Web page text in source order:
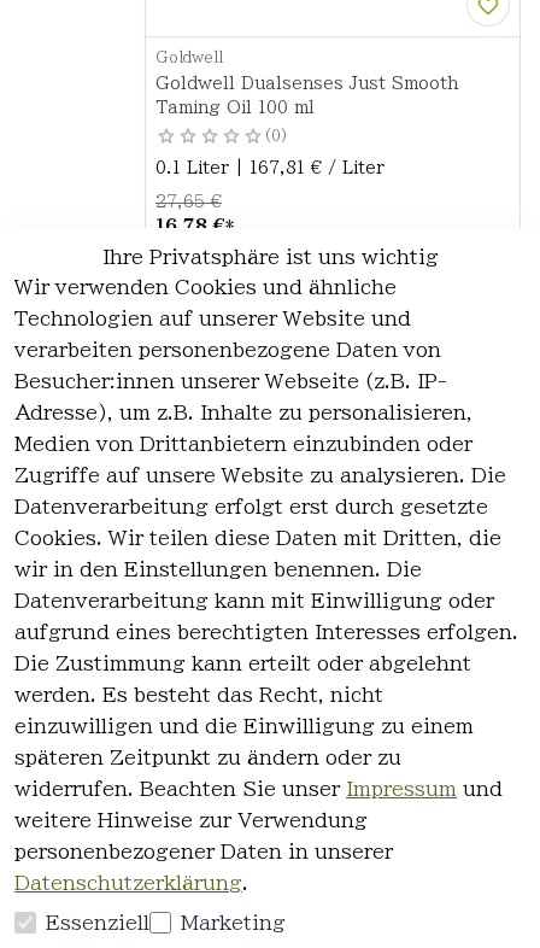
Goldwell
Goldwell Dualsenses Just Smooth
Taming Oil 100 ml
0
0.1 Liter | 167,81 € / Liter
16,78 €*
27,65 €
Hinzufügen
*inkl. ges. MwStzzgl.Versandkosten
1
Ihre Privatsphäre ist uns wichtig
Wir verwenden Cookies und ähnliche
Technologien auf unserer Website und
verarbeiten personenbezogene Daten von
Besucher:innen unserer Webseite (z.B. IP-
Adresse), um z.B. Inhalte zu personalisieren,
Medien von Drittanbietern einzubinden oder
Zugriffe auf unsere Website zu analysieren. Die
Datenverarbeitung erfolgt erst durch gesetzte
Cookies. Wir teilen diese Daten mit Dritten, die
wir in den Einstellungen benennen. Die
Datenverarbeitung kann mit Einwilligung oder
aufgrund eines berechtigten Interesses erfolgen.
Die Zustimmung kann erteilt oder abgelehnt
werden. Es besteht das Recht, nicht
einzuwilligen und die Einwilligung zu einem
späteren Zeitpunkt zu ändern oder zu
widerrufen. Beachten Sie unser Impressum und
weitere Hinweise zur Verwendung
personenbezogener Daten in unserer
Datenschutzerklärung.
Essenziell Marketing
es
AGB
Datenschutz
Widerrufsre
cht
Kontakt
Kontakt
Registrieren